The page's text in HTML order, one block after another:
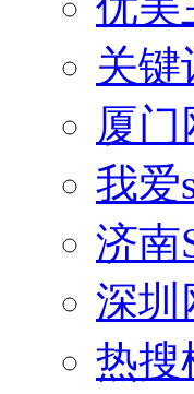
关键
厦
我爱
济南
深圳
热搜